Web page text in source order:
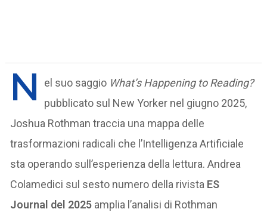
N el suo saggio What’s Happening to Reading?
pubblicato sul New Yorker nel giugno 2025,
Joshua Rothman traccia una mappa delle
trasformazioni radicali che l’Intelligenza Artificiale
sta operando sull’esperienza della lettura. Andrea
Colamedici sul sesto numero della rivista ES
Journal del 2025 amplia l’analisi di Rothman